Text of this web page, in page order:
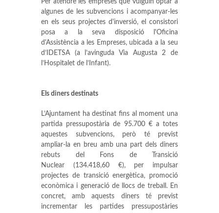
Per atendre les empreses que vulguin optar a
algunes de les subvencions i acompanyar-les
en els seus projectes d'inversió, el consistori
posa a la seva disposició l'Oficina
d'Assistència a les Empreses, ubicada a la seu
d’IDETSA (a l’avinguda Via Augusta 2 de
l’Hospitalet de l’Infant).
Els diners destinats
L’Ajuntament ha destinat fins al moment una
partida pressupostària de 95.700 € a totes
aquestes subvencions, però té previst
ampliar-la en breu amb una part dels diners
rebuts del Fons de Transició
Nuclear (134.418,60 €), per impulsar
projectes de transició energètica, promoció
econòmica i generació de llocs de treball. En
concret, amb aquests diners té previst
incrementar les partides pressupostàries